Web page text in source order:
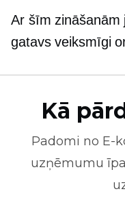
Ar šīm zināšanām
gatavs veiksmīgi
Kā
Padomi no E-
uzņēmumu